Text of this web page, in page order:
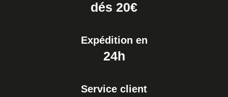
dés 20€
Expédition en
24h
Service client